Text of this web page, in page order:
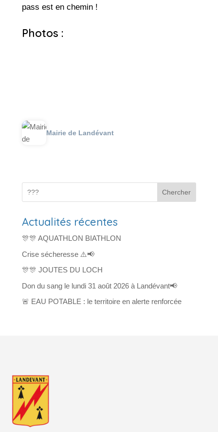
pass est en chemin !
Photos :
Mairie de Landévant
Chercher
Actualités récentes
🎊🎊 AQUATHLON BIATHLON
Crise sécheresse ⚠️📢
🎊🎊 JOUTES DU LOCH
Don du sang le lundi 31 août 2026 à Landévant📢
🚨 EAU POTABLE : le territoire en alerte renforcée